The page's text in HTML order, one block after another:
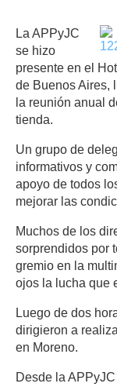
La APPyJC
se hizo
presente en el
de Buenos Aires,
la reunión anual
tienda.
Un grupo de
informativos y
apoyo de todos
mejorar las
Muchos de los
sorprendidos por
gremio en la
ojos la lucha que
Luego de dos
dirigieron a
en Moreno.
Desde la